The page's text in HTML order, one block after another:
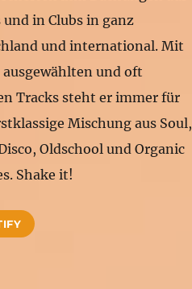
und in Clubs in ganz
und international. Mit
ausgewählten und oft
Tracks steht er immer für
Mischung aus Soul,
Oldschool und Organic
Shake it!